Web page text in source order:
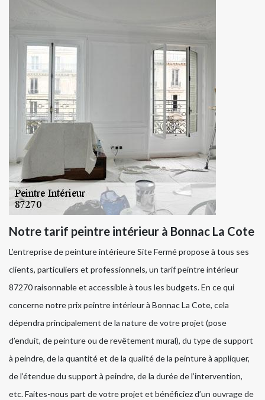
Notre tarif peintre intérieur à Bonnac La Cote
L’entreprise de peinture intérieure Site Fermé propose à tous ses
clients, particuliers et professionnels, un tarif peintre intérieur
87270 raisonnable et accessible à tous les budgets. En ce qui
concerne notre prix peintre intérieur à Bonnac La Cote, cela
dépendra principalement de la nature de votre projet (pose
d’enduit, de peinture ou de revêtement mural), du type de support
à peindre, de la quantité et de la qualité de la peinture à appliquer,
de l’étendue du support à peindre, de la durée de l’intervention,
etc. Faites-nous part de votre projet et bénéficiez d’un ouvrage de